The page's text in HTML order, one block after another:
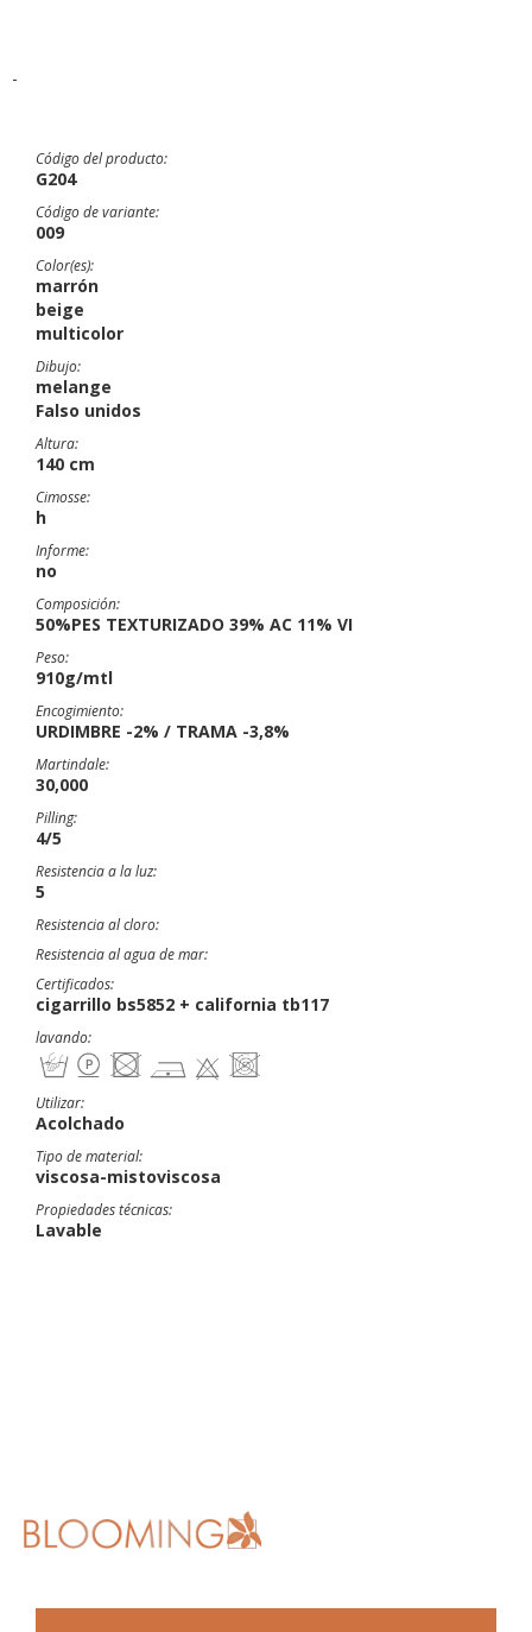
-
Código del producto:
G204
Código de variante:
009
Color(es):
marrón
beige
multicolor
Dibujo:
melange
Falso unidos
Altura:
140 cm
Cimosse:
h
Informe:
no
Composición:
50%PES TEXTURIZADO 39% AC 11% VI
Peso:
910g/mtl
Encogimiento:
URDIMBRE -2% / TRAMA -3,8%
Martindale:
30,000
Pilling:
4/5
Resistencia a la luz:
5
Resistencia al cloro:
Resistencia al agua de mar:
Certificados:
cigarrillo bs5852 + california tb117
lavando:
Utilizar:
Acolchado
Tipo de material:
viscosa-mistoviscosa
Propiedades técnicas:
Lavable